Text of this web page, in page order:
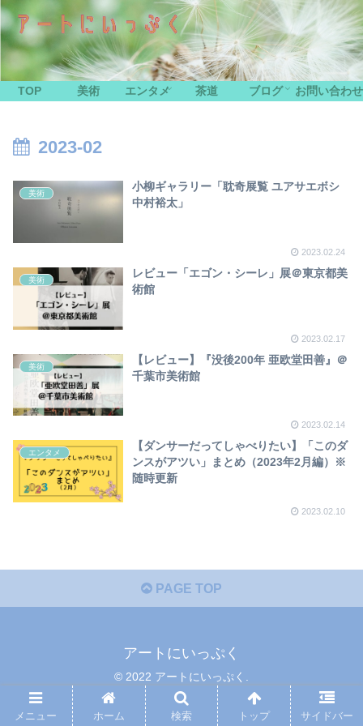
TOP 美術 エンタメ 茶道 ブログ お問い合わせ
2023-02
美術
小柳ギャラリー「耽奇展覧 ユアサエボシ
中村裕太」
2023.02.24
美術
レビュー「エゴン・シーレ」展＠東京都美
術館
2023.02.17
美術
【レビュー】『没後200年 亜欧堂田善』＠
千葉市美術館
2023.02.14
エンタメ
【ダンサーだってしゃべりたい】「このダ
ンスがアツい」まとめ（2023年2月編）※
随時更新
2023.02.10
PAGE TOP
アートにいっぷく
© 2022 アートにいっぷく.
メニュー ホーム 検索 トップ サイドバー